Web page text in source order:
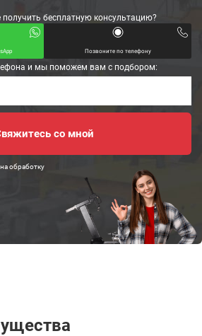
бесплатную консультацию?
Позвоните по телефону
и мы поможем вам с подбором:
обработку